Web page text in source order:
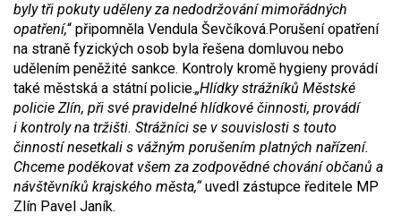
byly tři pokuty uděleny za nedodržování mimořádných
opatření,“ připomněla Vendula Ševčíková.Porušení opatření
na straně fyzických osob byla řešena domluvou nebo
udělením peněžité sankce. Kontroly kromě hygieny provádí
také městská a státní policie.„Hlídky strážníků Městské
policie Zlín, při své pravidelné hlídkové činnosti, provádí
i kontroly na tržišti. Strážníci se v souvislosti s touto
činností nesetkali s vážným porušením platných nařízení.
Chceme poděkovat všem za zodpovědné chování občanů a
návštěvníků krajského města,“uvedl zástupce ředitele MP
Zlín Pavel Janík.